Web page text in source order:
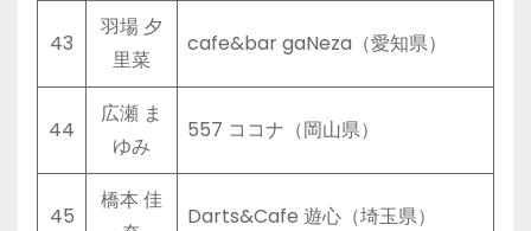
43
羽場 夕
里菜
cafe&bar gaNeza（愛知県）
44
広瀬 ま
ゆみ
557 ココナ（岡山県）
45
橋本 佳
Darts&Cafe 遊心（埼玉県）